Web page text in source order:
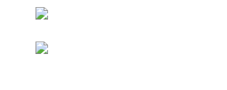
請求用戶進行身份認證。
恩沛科技股份有限公司將有權停止該用戶之使用